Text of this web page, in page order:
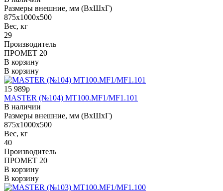
Размеры внешние, мм (ВхШхГ)
875x1000x500
Вес, кг
29
Производитель
ПРОМЕТ 20
В корзину
В корзину
15 989р
MASTER (№104) MT100.MF1/MF1.101
В наличии
Размеры внешние, мм (ВхШхГ)
875x1000x500
Вес, кг
40
Производитель
ПРОМЕТ 20
В корзину
В корзину